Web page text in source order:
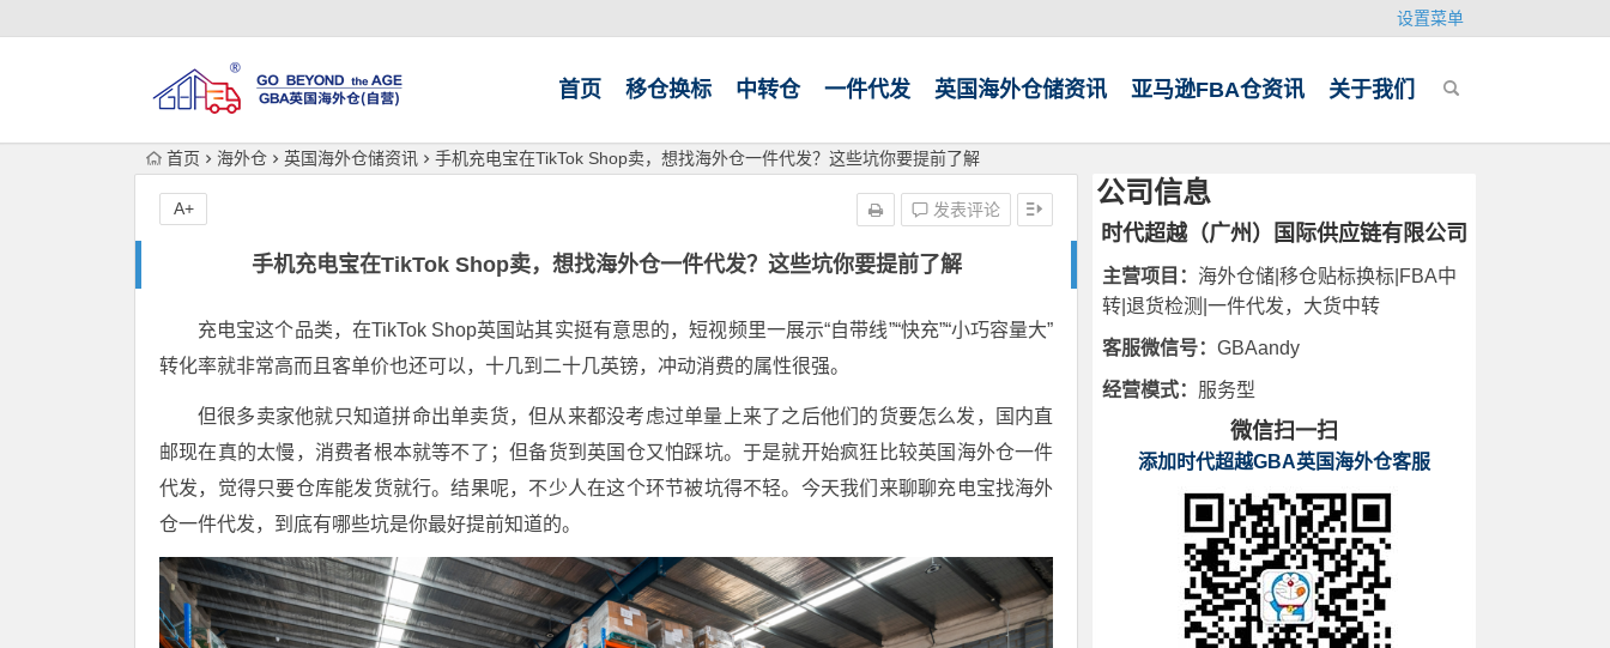
设置菜单
首页 移仓换标 中转仓 一件代发 英国海外仓储资讯 亚马逊FBA仓资讯 关于我们
首页 海外仓 英国海外仓储资讯 手机充电宝在TikTok Shop卖，想找海外仓一件代发？这些坑你要提前了解
手机充电宝在TikTok Shop卖，想找海外仓一件代发？这些坑你要提前了解
发表评论
A+
充电宝这个品类，在TikTok Shop英国站其实挺有意思的，短视频里一展示“自带线”“快充”“小巧容量大”
转化率就非常高而且客单价也还可以，十几到二十几英镑，冲动消费的属性很强。
但很多卖家他就只知道拼命出单卖货，但从来都没考虑过单量上来了之后他们的货要怎么发，国内直
邮现在真的太慢，消费者根本就等不了；但备货到英国仓又怕踩坑。于是就开始疯狂比较英国海外仓一件
代发，觉得只要仓库能发货就行。结果呢，不少人在这个环节被坑得不轻。 今天我们来聊聊充电宝找海外
仓一件代发，到底有哪些坑是你最好提前知道的。
公司信息
时代超越（广州）国际供应链有限公司
主营项目： 海外仓储|移仓贴标换标|FBA中
转|退货检测|一件代发，大货中转
客服微信号： GBAandy
经营模式： 服务型
微信扫一扫
添加时代超越GBA英国海外仓客服